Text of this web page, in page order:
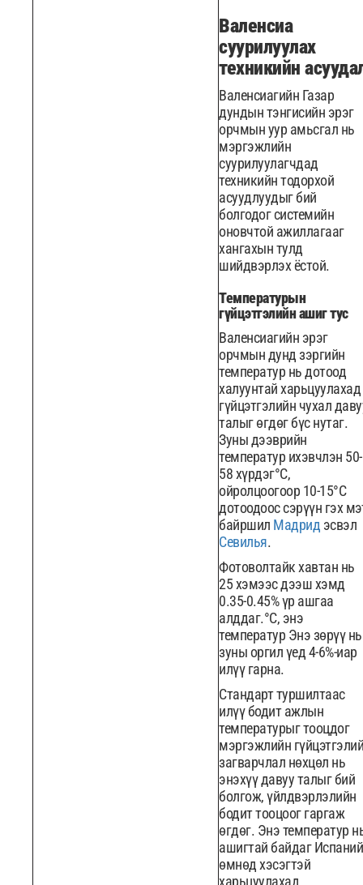
Валенсиа
суурилуулах
техникийн
Валенсиагийн Газар
дундын тэнгисийн эрэг
орчмын уур амьсгал нь
мэргэжлийн
суурилуулагчдад
техникийн тодорхой
асуудлуудыг бий
болгодог системийн
оновчтой ажиллагааг
хангахын тулд
шийдвэрлэх ёстой.
Температурын
гүйцэтгэлийн ашиг тус
Валенсиагийн эрэг
орчмын дунд зэргийн
температур нь дотоод
халуунтай харьцуулахад
гүйцэтгэлийн чухал
талыг өгдөг бүс нутаг.
Зуны дээврийн
температур ихэвчлэн 50-
58 хүрдэг°C,
ойролцоогоор 10-15°C
дотоодоос сэрүүн гэх
байршил Мадрид эсвэл
Севилья.
Фотоволтайк хавтан нь
25 хэмээс дээш хэмд
0.35-0.45% үр ашгаа
алддаг.°C, энэ
температур Энэ зөрүү нь
зуны оргил үед 4-6%-иар
илүү гарна.
Стандарт туршилтаас
илүү бодит ажлын
температурыг тооцдог
мэргэжлийн
загварчлал нөхцөл нь
энэхүү давуу талыг бий
болгож, үйлдвэрлэлийн
бодит тооцоог гаргаж
өгдөг. Энэ температур
ашигтай байдаг
өмнөд хэсэгтэй
харьцуулахад